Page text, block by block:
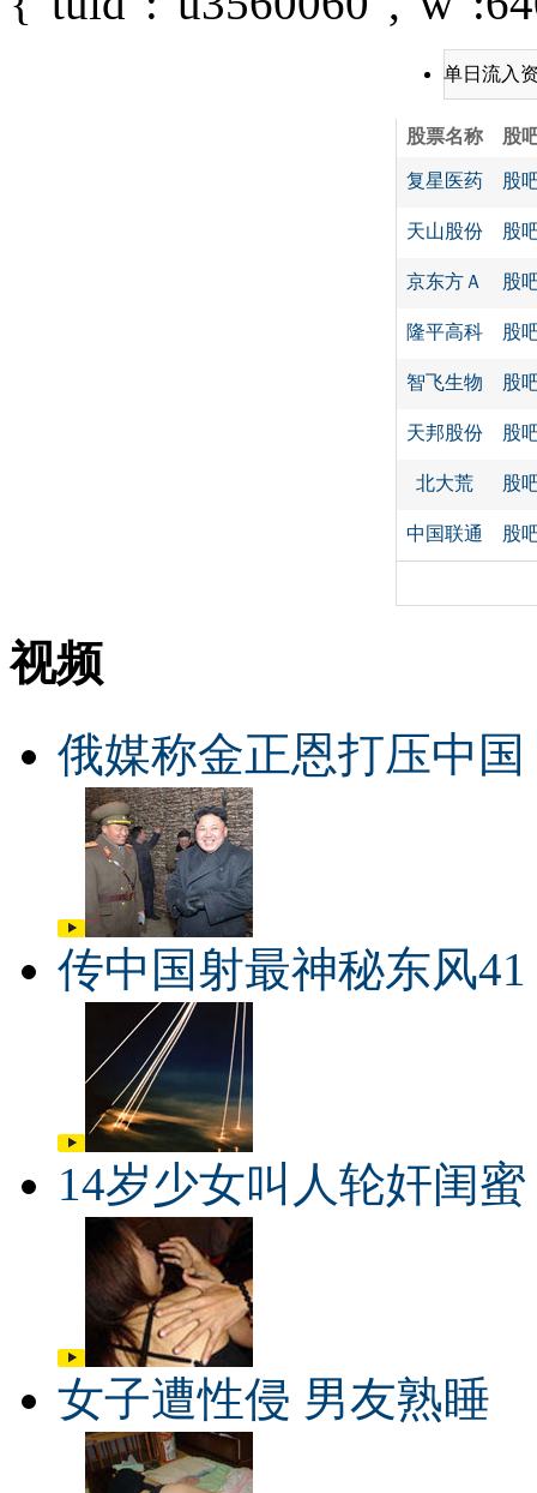
单日流入
股票名称 股
复星医药 股
天山股份 股
京东方Ａ 股
隆平高科 股
智飞生物 股
天邦股份 股
北大荒 股
中国联通 股
视频
俄媒称金正恩打压中国
传中国射最神秘东风41
14岁少女叫人轮奸闺蜜
女子遭性侵 男友熟睡